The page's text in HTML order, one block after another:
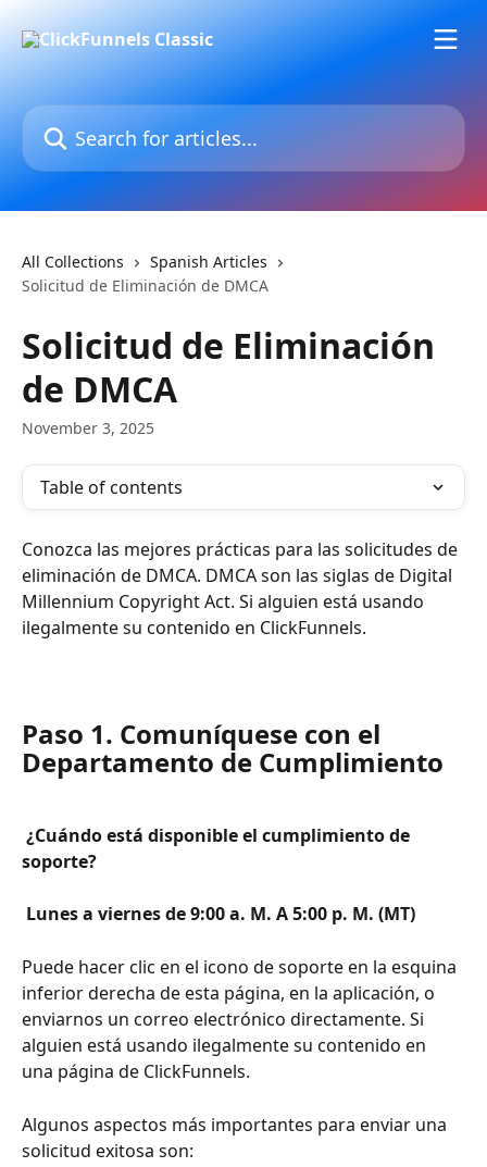
Search for articles...
All Collections
Spanish Articles
Solicitud de Eliminación de DMCA
Solicitud de Eliminación
de DMCA
November 3, 2025
Table of contents
Conozca las mejores prácticas para las solicitudes de
eliminación de DMCA. DMCA son las siglas de Digital
Millennium Copyright Act. Si alguien está usando
ilegalmente su contenido en ClickFunnels.
Paso 1. Comuníquese con el
Departamento de Cumplimiento
soporte?
Lunes a viernes de 9:00 a. M. A 5:00 p. M. (MT)
Puede hacer clic en el icono de soporte en la esquina
inferior derecha de esta página, en la aplicación, o
enviarnos un correo electrónico directamente. Si
alguien está usando ilegalmente su contenido en
una página de ClickFunnels.
Algunos aspectos más importantes para enviar una
solicitud exitosa son: